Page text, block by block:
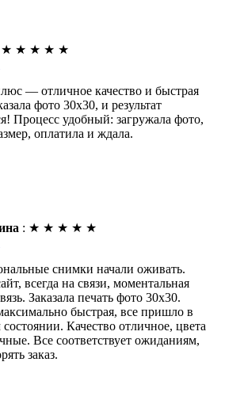
★ ★ ★ ★ ★
— отличное качество и быстрая
фото 30х30, и результат
Процесс удобный: загружала фото,
оплатила и ждала.
: ★ ★ ★ ★ ★
снимки начали оживать.
всегда на связи, моментальная
Заказала печать фото 30х30.
быстрая, все пришло в
Качество отличное, цвета
Все соответствует ожиданиям,
заказ.